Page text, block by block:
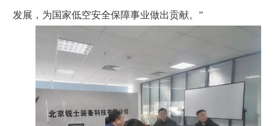
发展，为国家低空安全保障事业做出贡献。”